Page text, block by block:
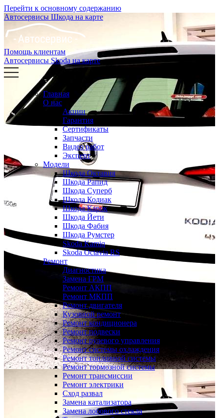
Перейти к основному содержанию
Автосервисы Шкода на карте
Помощь клиентам
Автосервисы Skoda на карте
Главная
О нас
Акции
Гарантия
Сертификаты
Запчасти
Видео работ
Эксперт
Модели
Шкода Октавия
Шкода Рапид
Шкода Суперб
Шкода Кодиак
Шкода Карок
Шкода Йети
Шкода Фабия
Шкода Румстер
Skoda Kamiq
Skoda Octavia RS
Ремонт
Диагностика
Замена ГРМ
Ремонт АКПП
Ремонт МКПП
Ремонт двигателя
Кузовной ремонт
Ремонт кондиционера
Ремонт подвески
Ремонт рулевого управления
Ремонт системы охлаждения
Ремонт топливной системы
Ремонт тормозной системы
Ремонт трансмиссии
Ремонт электрики
Сход развал
Замена катализатора
Замена лобового стекла